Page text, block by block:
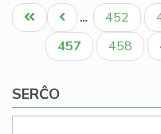
Pagination
Unua
paĝo
Antaŭa
paĝo
… Paĝo
452
Aktuala
paĝo
457 Paĝo
458
SERĈO